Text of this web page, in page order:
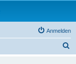
Anmelden